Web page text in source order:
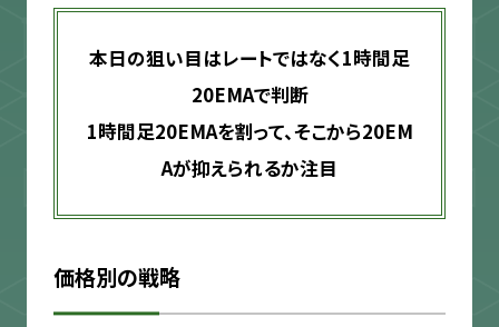
本日の狙い目はレートではなく1時間足
20EMAで判断
1時間足20EMAを割って、そこから20EM
Aが抑えられるか注目
価格別の戦略